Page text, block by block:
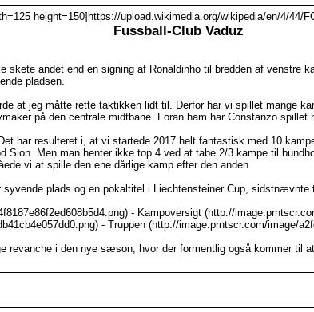
height=150]https://upload.wikimedia.org/wikipedia/en/4/44/
Fussball-Club Vaduz
skete andet end en signing af Ronaldinho til bredden af
pladsen.
at jeg måtte rette taktikken lidt til. Derfor har vi spillet mange
på den centrale midtbane. Foran ham har Constanzo
har resulteret i, at vi startede 2017 helt fantastisk med 10
Men man henter ikke top 4 ved at tabe 2/3 kampe til
vi at spille den ene dårlige kamp efter den anden.
plads og en pokaltitel i Liechtensteiner Cup, sidstnævnte
- Kampoversigt (http://
- Truppen (http://image.prntscr.com/image/
i den nye sæson, hvor der formentlig også kommer til